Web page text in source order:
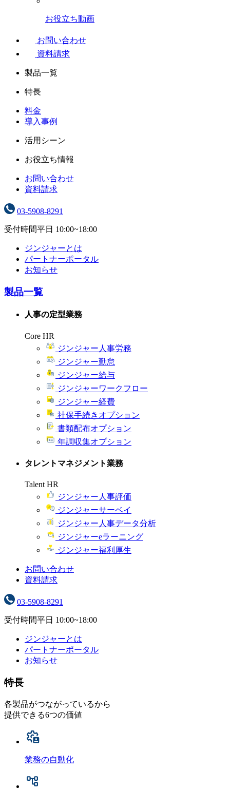
お役立ち動画
お問い合わせ
資料請求
製品一覧
特長
料金
導入事例
活用シーン
お役立ち情報
お問い合わせ
資料請求
03-5908-8291
受付時間平日 10:00~18:00
ジンジャーとは
パートナーポータル
お知らせ
製品一覧
人事の定型業務
Core HR
ジンジャー人事労務
ジンジャー勤怠
ジンジャー給与
ジンジャーワークフロー
ジンジャー経費
社保手続きオプション
書類配布オプション
年調収集オプション
タレントマネジメント業務
Talent HR
ジンジャー人事評価
ジンジャーサーベイ
ジンジャー人事データ分析
ジンジャーeラーニング
ジンジャー福利厚生
お問い合わせ
資料請求
03-5908-8291
受付時間平日 10:00~18:00
ジンジャーとは
パートナーポータル
お知らせ
特長
各製品がつながっているから
提供できる6つの価値
業務の自動化